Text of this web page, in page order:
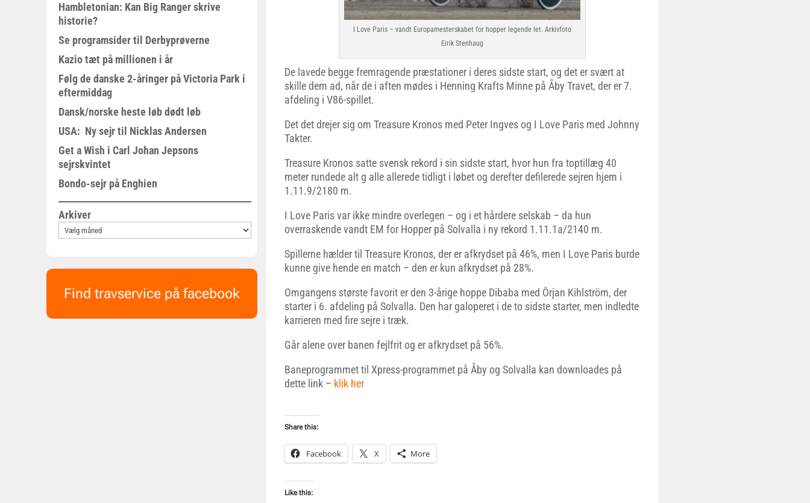
Hambletonian: Kan Big Ranger skrive
historie?
Se programsider til Derbyprøverne
Kazio tæt på millionen i år
Følg de danske 2-åringer på Victoria Park i
eftermiddag
Dansk/norske heste løb dødt løb
USA: Ny sejr til Nicklas Andersen
Get a Wish i Carl Johan Jepsons
sejrskvintet
Bondo-sejr på Enghien
Arkiver
Find travservice på facebook
I Love Paris – vandt Europamesterskabet for hopper legende let. Arkivfoto
Eirik Stenhaug
De lavede begge fremragende præstationer i deres sidste start, og det er svært at
skille dem ad, når de i aften mødes i Henning Krafts Minne på Åby Travet, der er 7.
afdeling i V86-spillet.
Det det drejer sig om Treasure Kronos med Peter Ingves og I Love Paris med Johnny
Takter.
Treasure Kronos satte svensk rekord i sin sidste start, hvor hun fra toptillæg 40
meter rundede alt g alle allerede tidligt i løbet og derefter defilerede sejren hjem i
1.11.9/2180 m.
I Love Paris var ikke mindre overlegen – og i et hårdere selskab – da hun
overraskende vandt EM for Hopper på Solvalla i ny rekord 1.11.1a/2140 m.
Spillerne hælder til Treasure Kronos, der er afkrydset på 46%, men I Love Paris burde
kunne give hende en match – den er kun afkrydset på 28%.
Omgangens største favorit er den 3-årige hoppe Dibaba med Ôrjan Kihlström, der
starter i 6. afdeling på Solvalla. Den har galoperet i de to sidste starter, men indledte
karrieren med fire sejre i træk.
Går alene over banen fejlfrit og er afkrydset på 56%.
Baneprogrammet til Xpress-programmet på Åby og Solvalla kan downloades på
dette link – klik her
Share this:
Facebook X More
Like this: